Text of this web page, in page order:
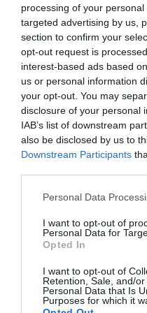
processing of your
targeted advertising by us,
section to confirm your
opt-out request is
interest-based ads based
us or personal information
your opt-out. You may
disclosure of your personal
IAB’s list of downstream
also be disclosed by us to
Downstream Participants
Personal Data
I want to opt-out of
Personal Data for
Opted In
I want to opt-out of
Retention, Sale, and/
Personal Data that Is
Purposes for which it
δύο εκπαιδευμένα
συσκευές ανίχνευσης
και 52 οχήματα.
Οι έρευνες
ενώ η νομαρχία
εκφράζοντας ευχές
τραυματιών και
και στο έδαφος έξω
ertnews.gr